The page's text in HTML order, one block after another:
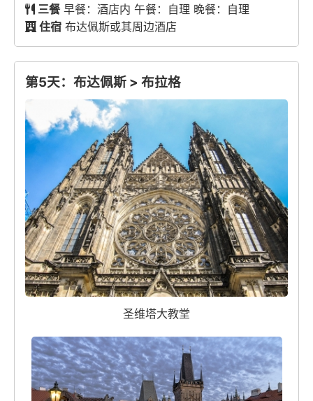
三餐 早餐：酒店内 午餐：自理 晚餐：自理
住宿 布达佩斯或其周边酒店
第5天：布达佩斯 > 布拉格
圣维塔大教堂